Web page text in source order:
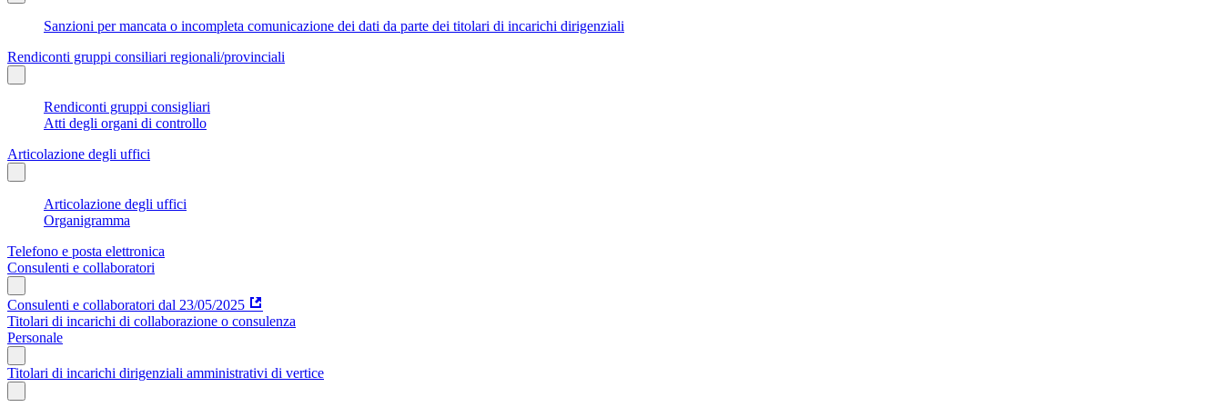
Sanzioni per mancata o incompleta comunicazione dei dati da parte dei titolari di incarichi dirigenziali
Rendiconti gruppi consiliari regionali/provinciali
Rendiconti gruppi consigliari
Atti degli organi di controllo
Articolazione degli uffici
Articolazione degli uffici
Organigramma
Telefono e posta elettronica
Consulenti e collaboratori
Consulenti e collaboratori dal 23/05/2025
Titolari di incarichi di collaborazione o consulenza
Personale
Titolari di incarichi dirigenziali amministrativi di vertice